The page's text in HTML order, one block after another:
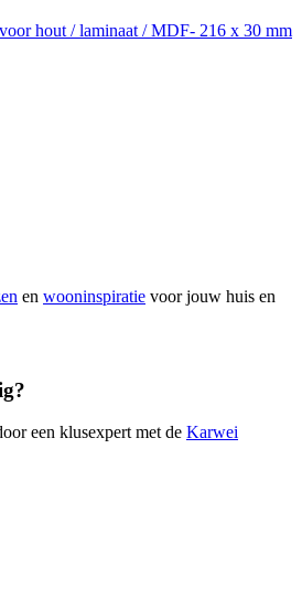
hout / laminaat / MDF- 216 x 30 mm
en wooninspiratie voor jouw huis en
een klusexpert met de Karwei